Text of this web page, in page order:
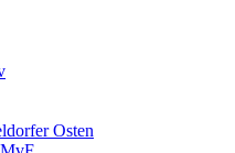
Osten